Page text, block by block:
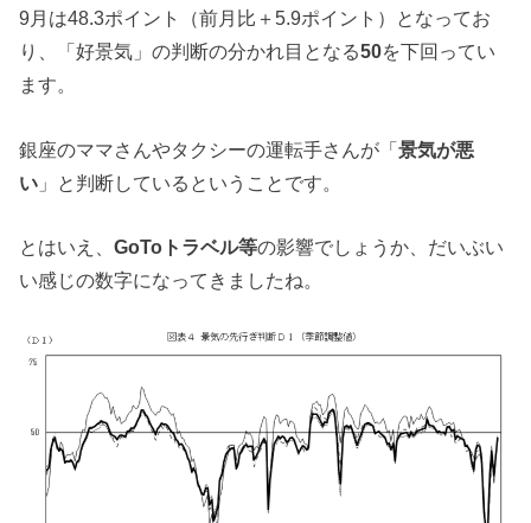
9月は48.3ポイント（前月比＋5.9ポイント）となってお
り、「好景気」の判断の分かれ目となる50を下回ってい
ます。
銀座のママさんやタクシーの運転手さんが「景気が悪
い 」と判断しているということです。
とはいえ、GoToトラベル等の影響でしょうか、だいぶい
い感じの数字になってきましたね。